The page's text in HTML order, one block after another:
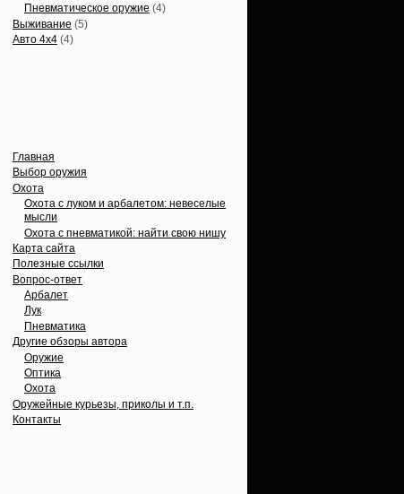
Пневматическое оружие (4)
Выживание (5)
Авто 4х4 (4)
Главная
Выбор оружия
Охота
Охота с луком и арбалетом: невеселые
мысли
Охота с пневматикой: найти свою нишу
Карта сайта
Полезные ссылки
Вопрос-ответ
Арбалет
Лук
Пневматика
Другие обзоры автора
Оружие
Оптика
Охота
Оружейные курьезы, приколы и т.п.
Контакты